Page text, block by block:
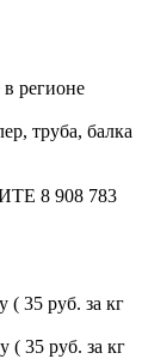
регионе
труба, балка
8 908 783
( 35 руб. за кг
( 35 руб. за кг